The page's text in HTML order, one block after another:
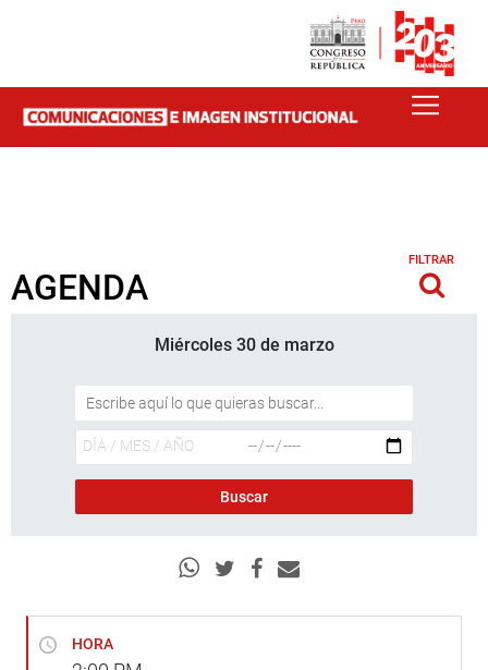
AGENDA
FILTRAR
Miércoles 30 de marzo
HORA